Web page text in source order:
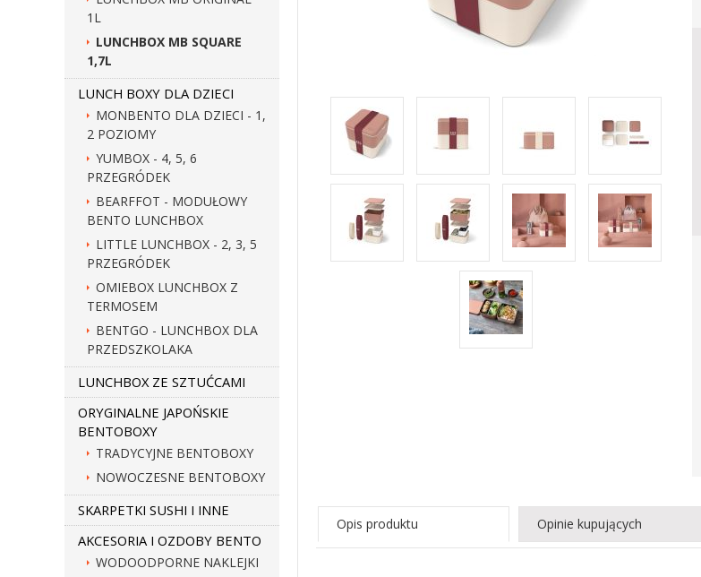
1L
LUNCHBOX MB SQUARE
1,7L
LUNCH BOXY DLA DZIECI
MONBENTO DLA DZIECI - 1,
2 POZIOMY
YUMBOX - 4, 5, 6
PRZEGRÓDEK
BEARFFOT - MODUŁOWY
BENTO LUNCHBOX
LITTLE LUNCHBOX - 2, 3, 5
PRZEGRÓDEK
OMIEBOX LUNCHBOX Z
TERMOSEM
BENTGO - LUNCHBOX DLA
PRZEDSZKOLAKA
LUNCHBOX ZE SZTUĆCAMI
ORYGINALNE JAPOŃSKIE
BENTOBOXY
TRADYCYJNE BENTOBOXY
NOWOCZESNE BENTOBOXY
SKARPETKI SUSHI I INNE
AKCESORIA I OZDOBY BENTO
WODOODPORNE NAKLEJKI
Opis produktu Opinie kupujących